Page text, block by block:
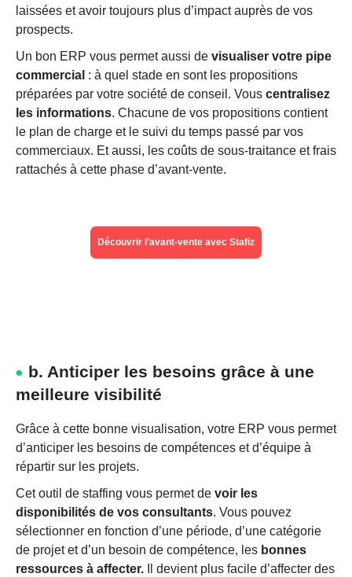
laissées et avoir toujours plus d’impact auprès de vos
prospects.
Un bon ERP vous permet aussi de visualiser votre pipe
commercial : à quel stade en sont les propositions
préparées par votre société de conseil. Vous centralisez
les informations. Chacune de vos propositions contient
le plan de charge et le suivi du temps passé par vos
commerciaux. Et aussi, les coûts de sous-traitance et frais
rattachés à cette phase d’avant-vente.
Découvrir l’avant-vente avec Stafiz
b. Anticiper les besoins grâce à une
meilleure visibilité
Grâce à cette bonne visualisation, votre ERP vous permet
d’anticiper les besoins de compétences et d’équipe à
répartir sur les projets.
Cet outil de staffing vous permet de voir les
disponibilités de vos consultants. Vous pouvez
sélectionner en fonction d’une période, d’une catégorie
de projet et d’un besoin de compétence, les bonnes
ressources à affecter. Il devient plus facile d’affecter des